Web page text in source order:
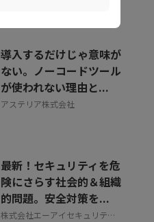
導入するだけじゃ意味が
ない。ノーコードツール
が使われない理由と...
アステリア株式会社
最新！セキュリティを危
険にさらす社会的＆組織
的問題。安全対策を...
株式会社エーアイセキュリティ